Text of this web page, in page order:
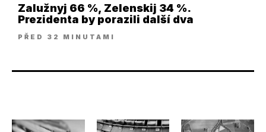
Zalužnyj 66 %, Zelenskij 34 %.
Prezidenta by porazili další dva
PŘED 32 MINUTAMI